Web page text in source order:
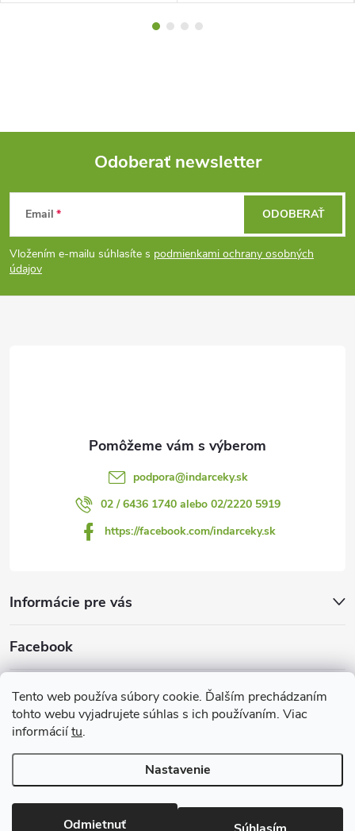
Tento web používa súbory cookie. Ďalším prechádzaním
tohto webu vyjadrujete súhlas s ich používaním. Viac
informáciítu.
Nastavenie
Odmietnuť
Z
á
p
Odoberať newsletter
Email
Vložením e-mailu súhlasíte s podmienkami ochrany osobných
údajov
ODOBERAŤ
podpora@indarceky.sk
02 / 6436 1740 alebo 02/2220 5919
https://facebook.com/indarceky.sk
Informácie pre vás
Facebook
Prijímame online platby
Copyright 2026Indarčeky.sk. Všetky práva vyhradené.Upraviť
nastavenie cookies